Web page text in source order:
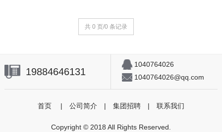
共 0 页/0 条记录
19884646131
1040764026
1040764026@qq.com
首页 | 公司简介 | 集团招聘 | 联系我们
Copyright © 2018 All Rights Reserved.